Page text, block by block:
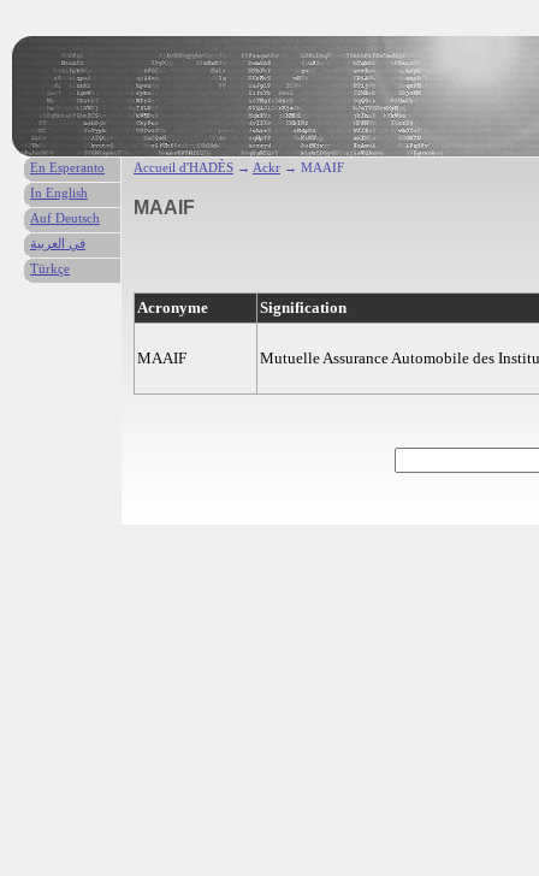
Accueil d'HADÈS → Ackr → MAAIF
MAAIF
Acronyme Signification
MAAIF Mutuelle Assurance Automobile des
En Esperanto
In English
Auf Deutsch
في العربية
Türkçe